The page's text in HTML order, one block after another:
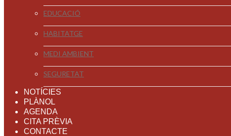
EDUCACIÓ
HABITATGE
MEDI AMBIENT
SEGURETAT
NOTÍCIES
PLÀNOL
AGENDA
CITA PRÈVIA
CONTACTE